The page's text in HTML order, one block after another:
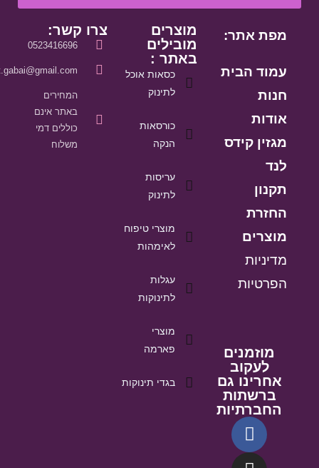
מפת אתר:
עמוד הבית
חנות
אודות
מגזין קידס
לנד
תקנון
החזרת
מוצרים
מדיניות
הפרטיות
מוזמנים
לעקוב
אחרינו גם
ברשתות
החברתיות
מוצרים
מובילים
באתר :
כסאות אוכל
לתינוק
כורסאות
הנקה
עריסות
לתינוק
מוצרי טיפוח
לאימהות
עגלות
לתינוקות
מוצרי
פארמה
בגדי תינוקות
צרו קשר:
0523416696
המחירים
באתר אינם
כוללים דמי
משלוח